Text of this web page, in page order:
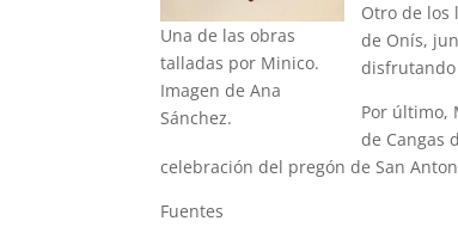
Una de las obras
talladas por Minico.
Imagen de Ana
Sánchez.
Otro de los
de Onís,
disfrutando
Por último,
de Cangas
celebración del pregón de San
Fuentes